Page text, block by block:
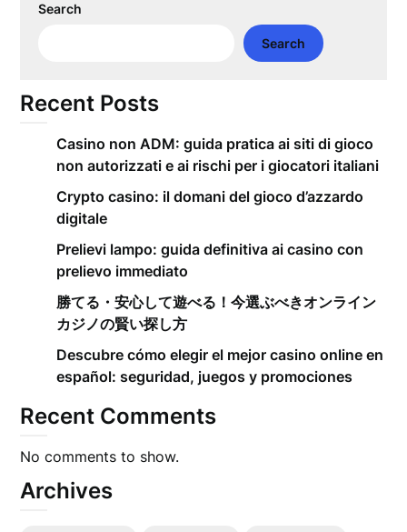
Search
Search
Recent Posts
Casino non ADM: guida pratica ai siti di gioco
non autorizzati e ai rischi per i giocatori italiani
Crypto casino: il domani del gioco d’azzardo
digitale
Prelievi lampo: guida definitiva ai casino con
prelievo immediato
勝てる・安心して遊べる！今選ぶべきオンライン
カジノの賢い探し方
Descubre cómo elegir el mejor casino online en
español: seguridad, juegos y promociones
Recent Comments
No comments to show.
Archives